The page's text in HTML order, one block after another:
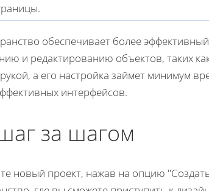
обеспечивает более
и редактированию объектов, таких
а его настройка займет минимум
интерфейсов.
за шагом
новый проект, нажав на опцию